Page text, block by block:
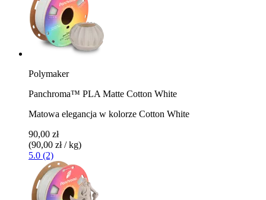
Polymaker
Panchroma™ PLA Matte Cotton White
Matowa elegancja w kolorze Cotton White
90,00 zł
(90,00 zł / kg)
5.0 (2)